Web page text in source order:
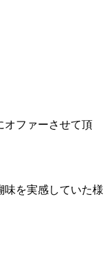
オファーさせて頂
味を実感していた様